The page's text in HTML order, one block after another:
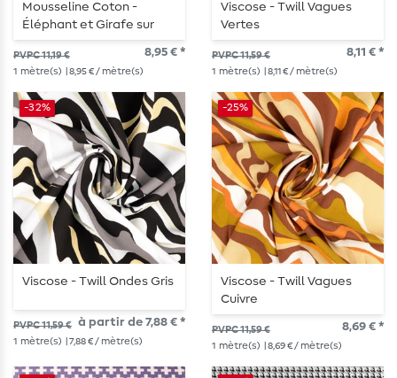
Mousseline Coton -
Éléphant et Girafe sur
Mauve
PVPC 11,19 € 8,95 € *
1 mètre(s) | 8,95 € / mètre(s)
Viscose - Twill Vagues
Vertes
PVPC 11,59 € 8,11 € *
1 mètre(s) | 8,11 € / mètre(s)
-32%
Viscose - Twill Ondes Gris
PVPC 11,59 € à partir de 7,88 € *
1 mètre(s) | 7,88 € / mètre(s)
-25%
Viscose - Twill Vagues
Cuivre
PVPC 11,59 € 8,69 € *
1 mètre(s) | 8,69 € / mètre(s)